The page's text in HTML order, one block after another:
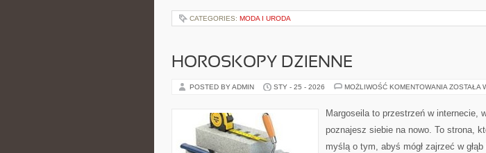
CATEGORIES: MODA I URODA
HOROSKOPY DZIENNE
POSTED BY ADMIN STY - 25 - 2026 MOŻLIWOŚĆ KOMENTOWANIA ZOSTAŁA
Margoseila to przestrzeń w internecie,
poznajesz siebie na nowo. To strona,
myślą o tym, abyś mógł zajrzeć w